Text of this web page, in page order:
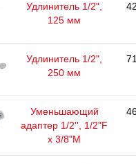
Удлинитель 1/2",
125 мм
Удлинитель 1/2",
250 мм
Уменьшающий
адаптер 1/2'', 1/2"F
x 3/8"M